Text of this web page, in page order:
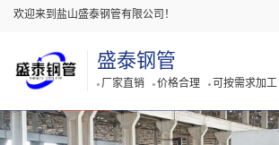
欢迎来到盐山盛泰钢管有限公司！
盛泰钢管
厂家直销 价格合理 可按需求加工